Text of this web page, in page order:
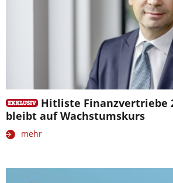
Hitliste Finanzvertriebe
bleibt auf Wachstumskurs
mehr